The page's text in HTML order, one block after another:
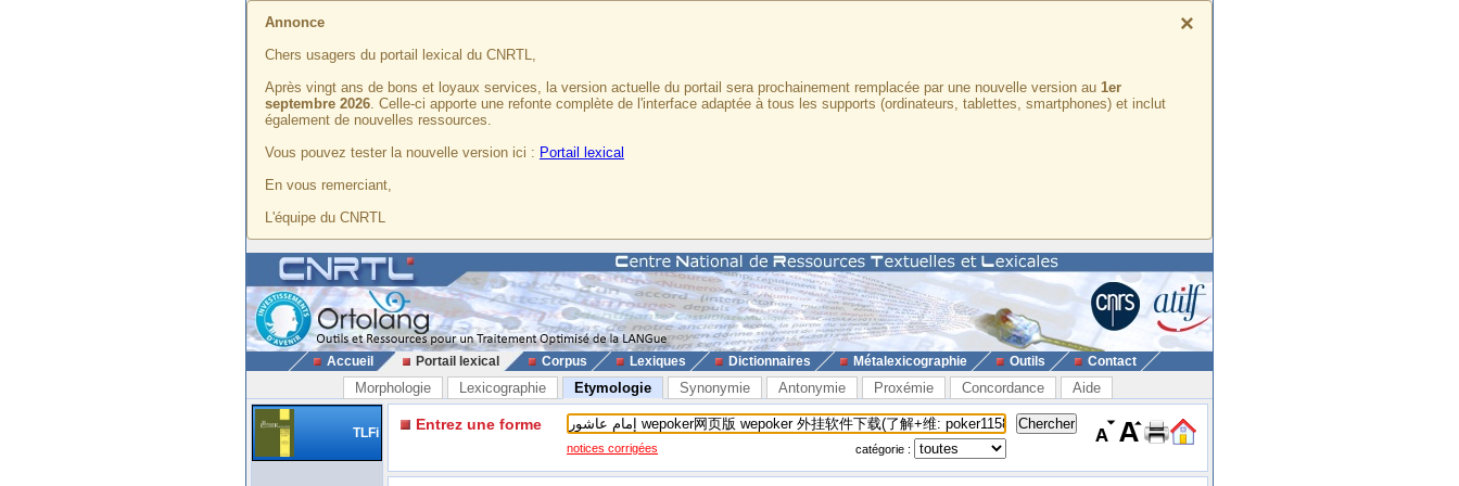
×
Annonce
Chers usagers du portail lexical du CNRTL,
Après vingt ans de bons et loyaux services, la version actuelle du portail sera prochainement remplacée par une nouvelle version au 1er
septembre 2026. Celle-ci apporte une refonte complète de l'interface adaptée à tous les supports (ordinateurs, tablettes, smartphones) et inclut
également de nouvelles ressources.
Vous pouvez tester la nouvelle version ici : Portail lexical
En vous remerciant,
L'équipe du CNRTL
Accueil Portail lexical Corpus Lexiques Dictionnaires Métalexicographie Outils Contact
Morphologie Lexicographie Etymologie Synonymie Antonymie Proxémie Concordance Aide
TLFi Entrez une forme
notices corrigées catégorie :